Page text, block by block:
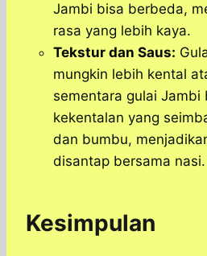
Jambi bisa berbeda,
rasa yang lebih kaya.
Tekstur dan Saus:
mungkin lebih kental
sementara gulai Jambi
kekentalan yang
dan bumbu,
disantap bersama nasi.
Kesimpulan